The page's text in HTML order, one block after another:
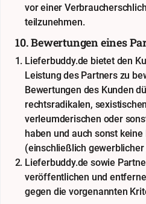
vor einer
teilzunehmen.
10. Bewertungen eines
Lieferbuddy.de bietet den
Leistung des Partners zu
Bewertungen des Kunden
rechtsradikalen,
verleumderischen oder
haben und auch sonst
(einschließlich
Lieferbuddy.de sowie
veröffentlichen und
gegen die vorgenannten